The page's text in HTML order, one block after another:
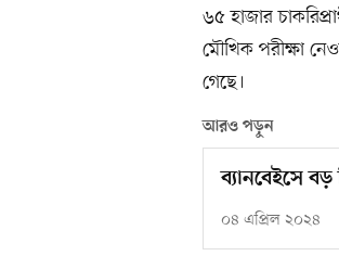
৬৫ হাজার
মৌখিক পরীক্ষা
গেছে।
আরও পড়ুন
ব্যানবেইসে
০৪ এপ্রিল ২০২৪